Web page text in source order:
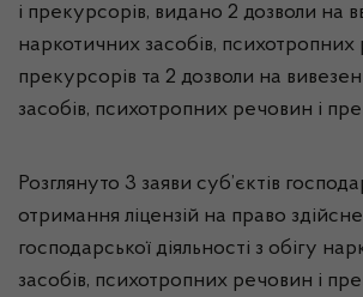
і прекурсорів, видано 2 дозволи на
наркотичних засобів, психотропних
прекурсорів та 2 дозволи на
засобів, психотропних речовин і
Розглянуто 3 заяви суб’єктів
отримання ліцензій на право
господарської діяльності з обігу
засобів, психотропних речовин і